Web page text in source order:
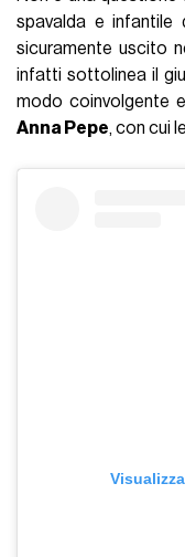
spavalda e
sicuramente uscito
infatti sottolinea il
modo coinvolgente
Anna Pepe, con cui